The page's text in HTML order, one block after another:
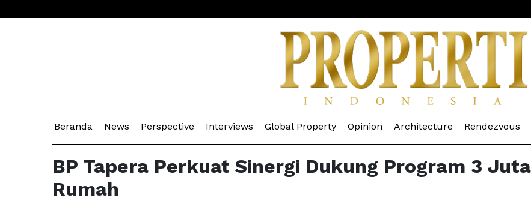
Beranda (current)
News (current)
Perspective (current)
Interviews (current)
Global Property(current)
Opinion (current)
Architecture (current)
Rendezvous
BP Tapera Perkuat Sinergi Dukung Program 3 Juta
Rumah